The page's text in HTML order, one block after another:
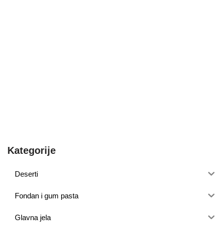
Kategorije
Deserti
Fondan i gum pasta
Glavna jela